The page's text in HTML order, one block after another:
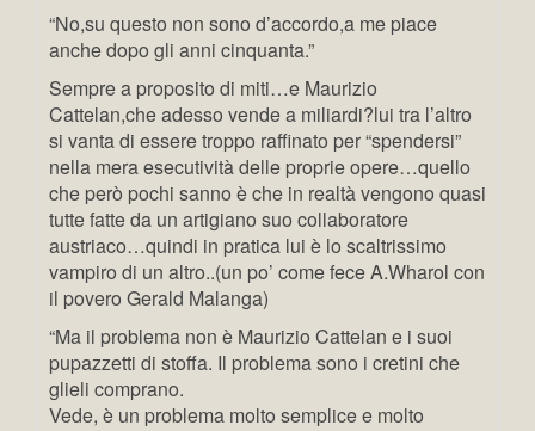
“No,su questo non sono d’accordo,a me piace
anche dopo gli anni cinquanta.”
Sempre a proposito di miti…e Maurizio
Cattelan,che adesso vende a miliardi?lui tra l’altro
si vanta di essere troppo raffinato per “spendersi”
nella mera esecutività delle proprie opere…quello
che però pochi sanno è che in realtà vengono quasi
tutte fatte da un artigiano suo collaboratore
austriaco…quindi in pratica lui è lo scaltrissimo
vampiro di un altro..(un po’ come fece A.Wharol con
il povero Gerald Malanga)
“Ma il problema non è Maurizio Cattelan e i suoi
pupazzetti di stoffa. Il problema sono i cretini che
glieli comprano.
Vede, è un problema molto semplice e molto